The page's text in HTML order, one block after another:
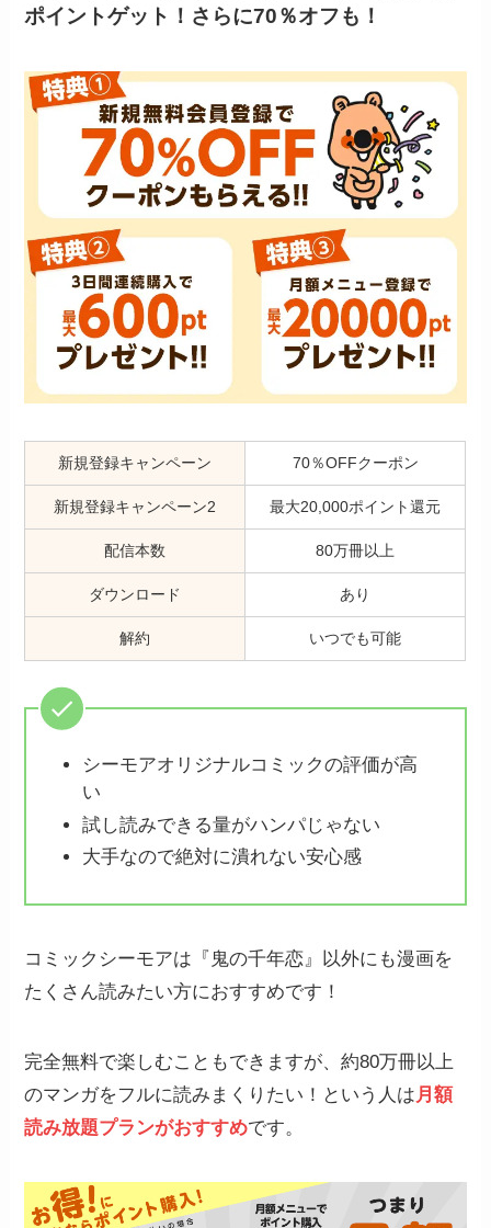
ポイントゲット！さらに70％オフも！
新規登録キャンペーン 70％OFFクーポン
新規登録キャンペーン2 最大20,000ポイント還元
配信本数 80万冊以上
ダウンロード あり
解約 いつでも可能
シーモアオリジナルコミックの評価が高
い
試し読みできる量がハンパじゃない
大手なので絶対に潰れない安心感
コミックシーモアは『鬼の千年恋』以外にも漫画を
たくさん読みたい方におすすめです！
完全無料で楽しむこともできますが、約80万冊以上
のマンガをフルに読みまくりたい！という人は月額
読み放題プランがおすすめです。